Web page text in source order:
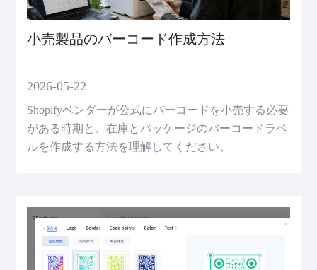
小売製品のバーコード作成方法
2026-05-22
Shopifyベンダーが公式にバーコードを小売する必要
がある時期と、在庫とパッケージのバーコードラベ
ルを作成する方法を理解してください。